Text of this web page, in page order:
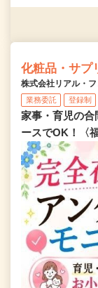
化粧品・サプ
株式会社リアル・フ
業務委託 登録制
家事・育児の合
ースでOK！〈